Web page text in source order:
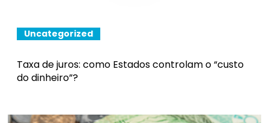
Uncategorized
Taxa de juros: como Estados controlam o “custo
do dinheiro”?